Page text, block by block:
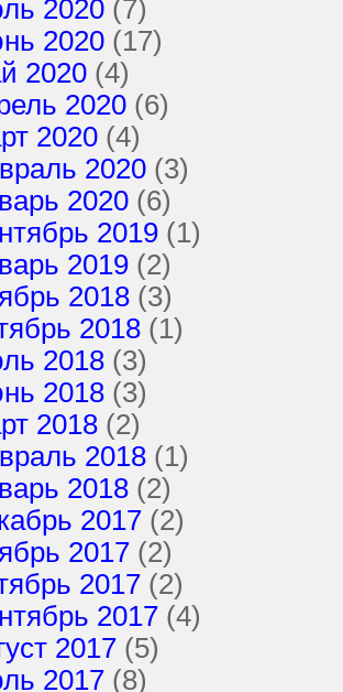
2020 (7)
2020 (17)
2020 (4)
2020 (6)
2020 (4)
2020 (3)
2020 (6)
2019 (1)
2019 (2)
2018 (3)
2018 (1)
2018 (3)
2018 (3)
2018 (2)
2018 (1)
2018 (2)
2017 (2)
2017 (2)
2017 (2)
2017 (4)
2017 (5)
2017 (8)